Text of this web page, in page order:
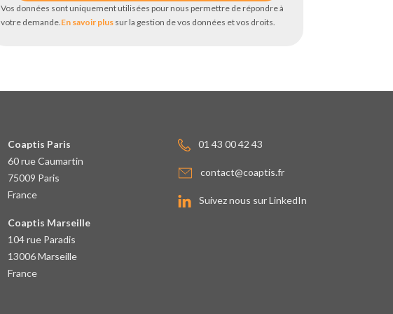
Vos données sont uniquement utilisées pour nous permettre de répondre à
votre demande.En savoir plussur la gestion de vos données et vos droits.
Coaptis Paris
60 rue Caumartin
75009 Paris
France
Coaptis Marseille
104 rue Paradis
13006 Marseille
France
01 43 00 42 43
contact@coaptis.fr
Suivez nous sur LinkedIn